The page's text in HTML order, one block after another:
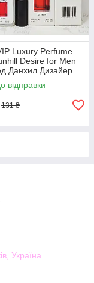
Luxury Perfume
Desire for Men
Данхил Дизайер
відправки
131 ₴
Україна